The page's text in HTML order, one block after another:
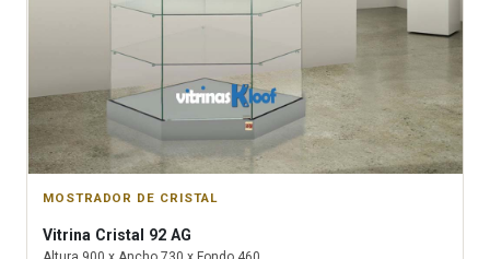
MOSTRADOR DE CRISTAL
Vitrina Cristal 92 AG